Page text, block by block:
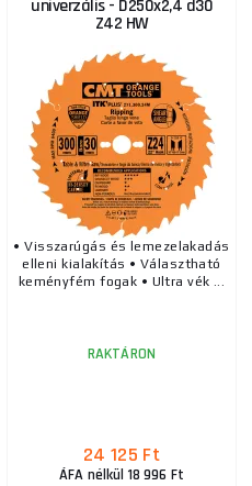
univerzális - D250x2,4 d30
Z42 HW
• Visszarúgás és lemezelakadás
elleni kialakítás • Választható
keményfém fogak • Ultra vék ...
RAKTÁRON
24 125 Ft
ÁFA nélkül 18 996 Ft